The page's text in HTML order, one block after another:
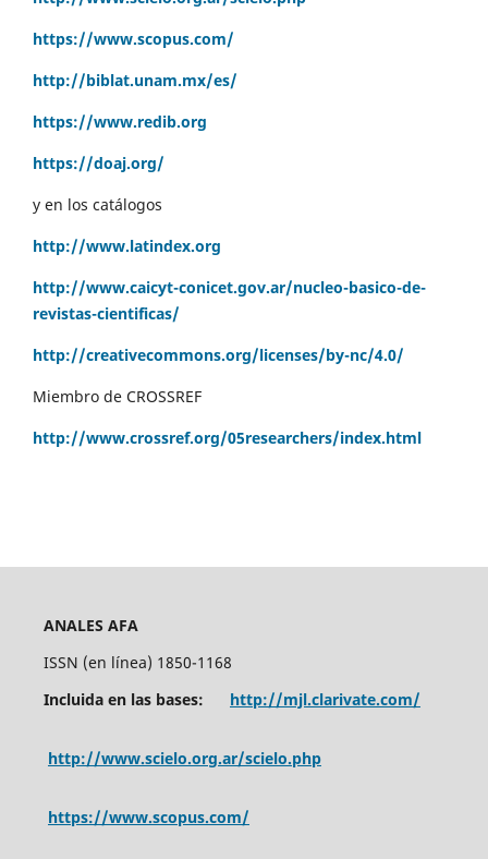
https://www.scopus.com/
http://biblat.unam.mx/es/
https://www.redib.org
https://doaj.org/
y en los catálogos
http://www.latindex.org
http://www.caicyt-conicet.gov.ar/nucleo-basico-de-
revistas-cientificas/
http://creativecommons.org/licenses/by-nc/4.0/
Miembro de CROSSREF
http://www.crossref.org/05researchers/index.html
ANALES AFA
ISSN (en línea) 1850-1168
Incluida en las bases: http://mjl.clarivate.com/
http://www.scielo.org.ar/scielo.php
https://www.scopus.com/